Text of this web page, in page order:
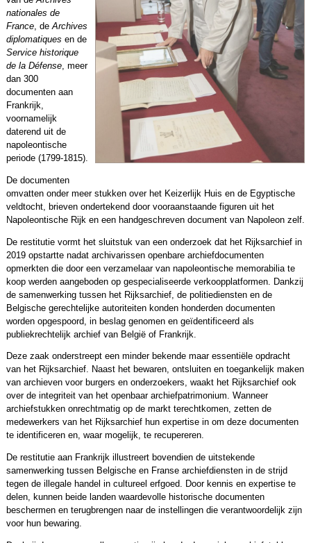
nationales de
France, deArchives
diplomatiques en de
Service historique
de la Défense, meer
dan 300
documenten aan
Frankrijk,
voornamelijk
daterend uit de
napoleontische
periode (1799-1815).
De documenten
omvatten onder meer stukken over het Keizerlijk Huis en de Egyptische
veldtocht, brieven ondertekend door vooraanstaande figuren uit het
Napoleontische Rijk en een handgeschreven document van Napoleon zelf.
De restitutie vormt het sluitstuk van een onderzoek dat het Rijksarchief in
2019 opstartte nadat archivarissen openbare archiefdocumenten
opmerkten die door een verzamelaar van napoleontische memorabilia te
koop werden aangeboden op gespecialiseerde verkoopplatformen. Dankzij
de samenwerking tussen het Rijksarchief, de politiediensten en de
Belgische gerechtelijke autoriteiten konden honderden documenten
worden opgespoord, in beslag genomen en geïdentificeerd als
publiekrechtelijk archief van België of Frankrijk.
Deze zaak onderstreept een minder bekende maar essentiële opdracht
van het Rijksarchief. Naast het bewaren, ontsluiten en toegankelijk maken
van archieven voor burgers en onderzoekers, waakt het Rijksarchief ook
over de integriteit van het openbaar archiefpatrimonium. Wanneer
archiefstukken onrechtmatig op de markt terechtkomen, zetten de
medewerkers van het Rijksarchief hun expertise in om deze documenten
te identificeren en, waar mogelijk, te recupereren.
De restitutie aan Frankrijk illustreert bovendien de uitstekende
samenwerking tussen Belgische en Franse archiefdiensten in de strijd
tegen de illegale handel in cultureel erfgoed. Door kennis en expertise te
delen, kunnen beide landen waardevolle historische documenten
beschermen en terugbrengen naar de instellingen die verantwoordelijk zijn
voor hun bewaring.